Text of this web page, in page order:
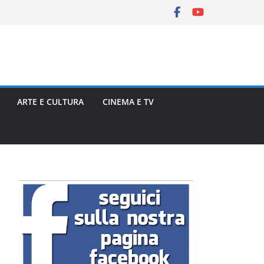
ARTE E CULTURA CINEMA E TV